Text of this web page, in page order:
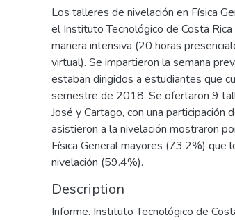
Los talleres de nivelación en Física
el Instituto Tecnológico de Costa
manera intensiva (20 horas
virtual). Se impartieron la semana
estaban dirigidos a estudiantes que
semestre de 2018. Se ofertaron 9
José y Cartago, con una
asistieron a la nivelación mostraron
Física General mayores (73.2%) que
nivelación (59.4%).
Description
Informe. Instituto Tecnológico de